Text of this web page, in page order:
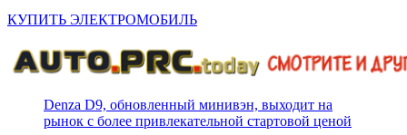
КУПИТЬ ЭЛЕКТРОМОБИЛЬ
Denza D9, обновленный минивэн, выходит на
рынок с более привлекательной стартовой ценой